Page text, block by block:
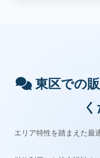
東区での
エリア特性を踏まえた最